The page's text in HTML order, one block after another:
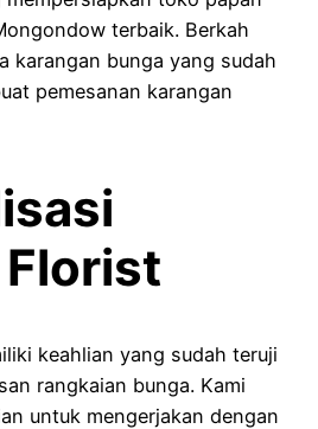
terbaik. Berkah
karangan bunga yang sudah
pemesanan karangan
keahlian yang sudah teruji
rangkaian bunga. Kami
untuk mengerjakan dengan